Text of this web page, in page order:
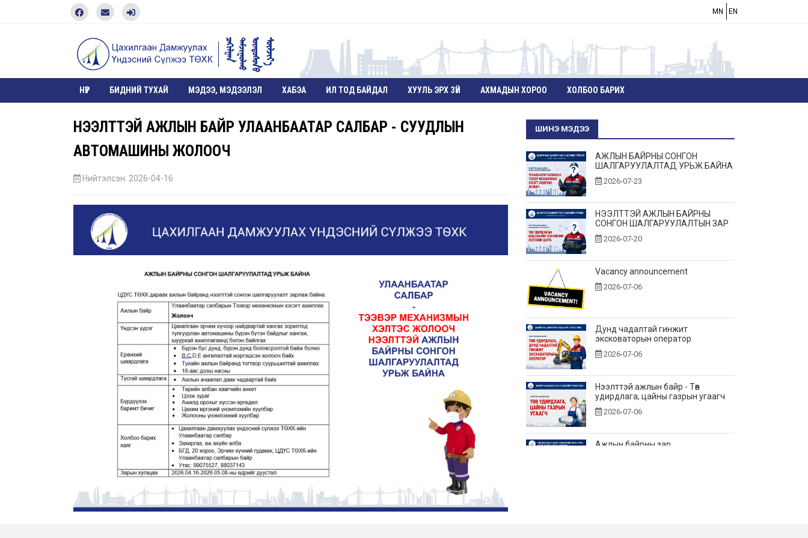
MN EN
НҮҮР БИДНИЙ ТУХАЙ МЭДЭЭ, МЭДЭЭЛЭЛ ХАБЭА ИЛ ТОД БАЙДАЛ ХУУЛЬ ЭРХ ЗҮЙ АХМАДЫН ХОРОО ХОЛБОО БАРИХ
НЭЭЛТТЭЙ АЖЛЫН БАЙР УЛААНБААТАР САЛБАР - СУУДЛЫН
АВТОМАШИНЫ ЖОЛООЧ
Нийтэлсэн: 2026-04-16
ШИНЭ МЭДЭЭ
АЖЛЫН БАЙРНЫ СОНГОН
ШАЛГАРУУЛАЛТАД УРЬЖ БАЙНА
2026-07-23
НЭЭЛТТЭЙ АЖЛЫН БАЙРНЫ
СОНГОН ШАЛГАРУУЛАЛТЫН ЗАР
2026-07-20
Vacancy announcement
2026-07-06
Дунд чадалтай гинжит
эксковаторын оператор
2026-07-06
Нээлттэй ажлын байр - Төв
удирдлага, цайны газрын угаагч
2026-07-06
Ажлын байрны зар